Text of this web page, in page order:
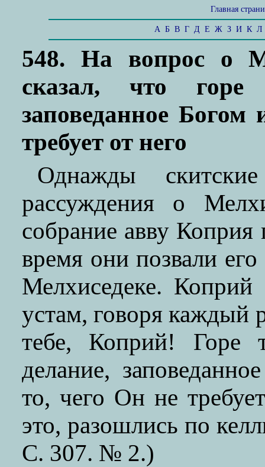
Главная
А Б В Г Д Е Ж З И К Л
548. На вопрос о
сказал, что
заповеданное Богом
требует от него
Однажды
рассуждения о
собрание авву Коприя
время они позвали
Мелхиседеке.
устам, говоря каждый
тебе, Коприй! Горе
делание,
то, чего Он не
это, разошлись по
С. 307. № 2.)